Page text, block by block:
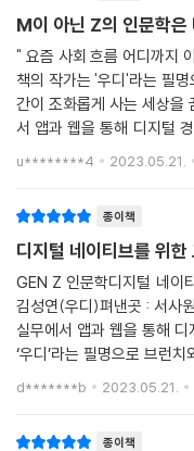
이 책의 가장 큰 매력은 디
에서 한 걸음 더 나아가 현명
자는 소셜 미디어의 알고리
간을 뺏는 스마트폰과 멀어
이야기한 챗GPT의 한계와
우리가 어떤 시각과 태도로
이트를 제공한다. 우리가 하
을 보는 데 시간을 투자해 보
그동안 보지 못했던 이 세상
M이 아닌 Z의 인문학은
" 요즘 사회 흐름 어디까지
책의 작가는 '우디'라는 필
간이 조화롭게 사는 세상을
서 앱과 웹을 통해 디지털 경험을 설
사회에서 문제되고 유행하
u********4 2023.05.21.
종이책
디지털 네이티브를 위한
GEN Z 인문학디지털 네이
김성연(우디)펴낸곳 : 서사
실무에서 앱과 웹을 통해
‘우디’라는 필명으로 브런
있습니다
d*******b 2023.05.21.
종이책